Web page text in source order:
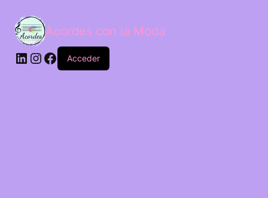
Acordes con la Moda
Acceder